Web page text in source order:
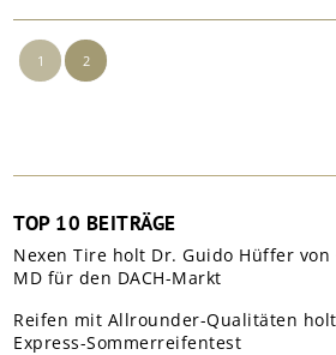
1 2
TOP 10 BEITRÄGE
Nexen Tire holt Dr. Guido Hüffer von
MD für den DACH-Markt
Reifen mit Allrounder-Qualitäten
Express-Sommerreifentest